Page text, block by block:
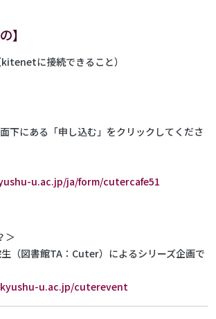
】
に接続できること）
下にある「申し込む」をクリックしてくださ
u.ac.jp/ja/form/cutercafe51
＞
（図書館TA：Cuter）によるシリーズ企画で
u.ac.jp/cuterevent